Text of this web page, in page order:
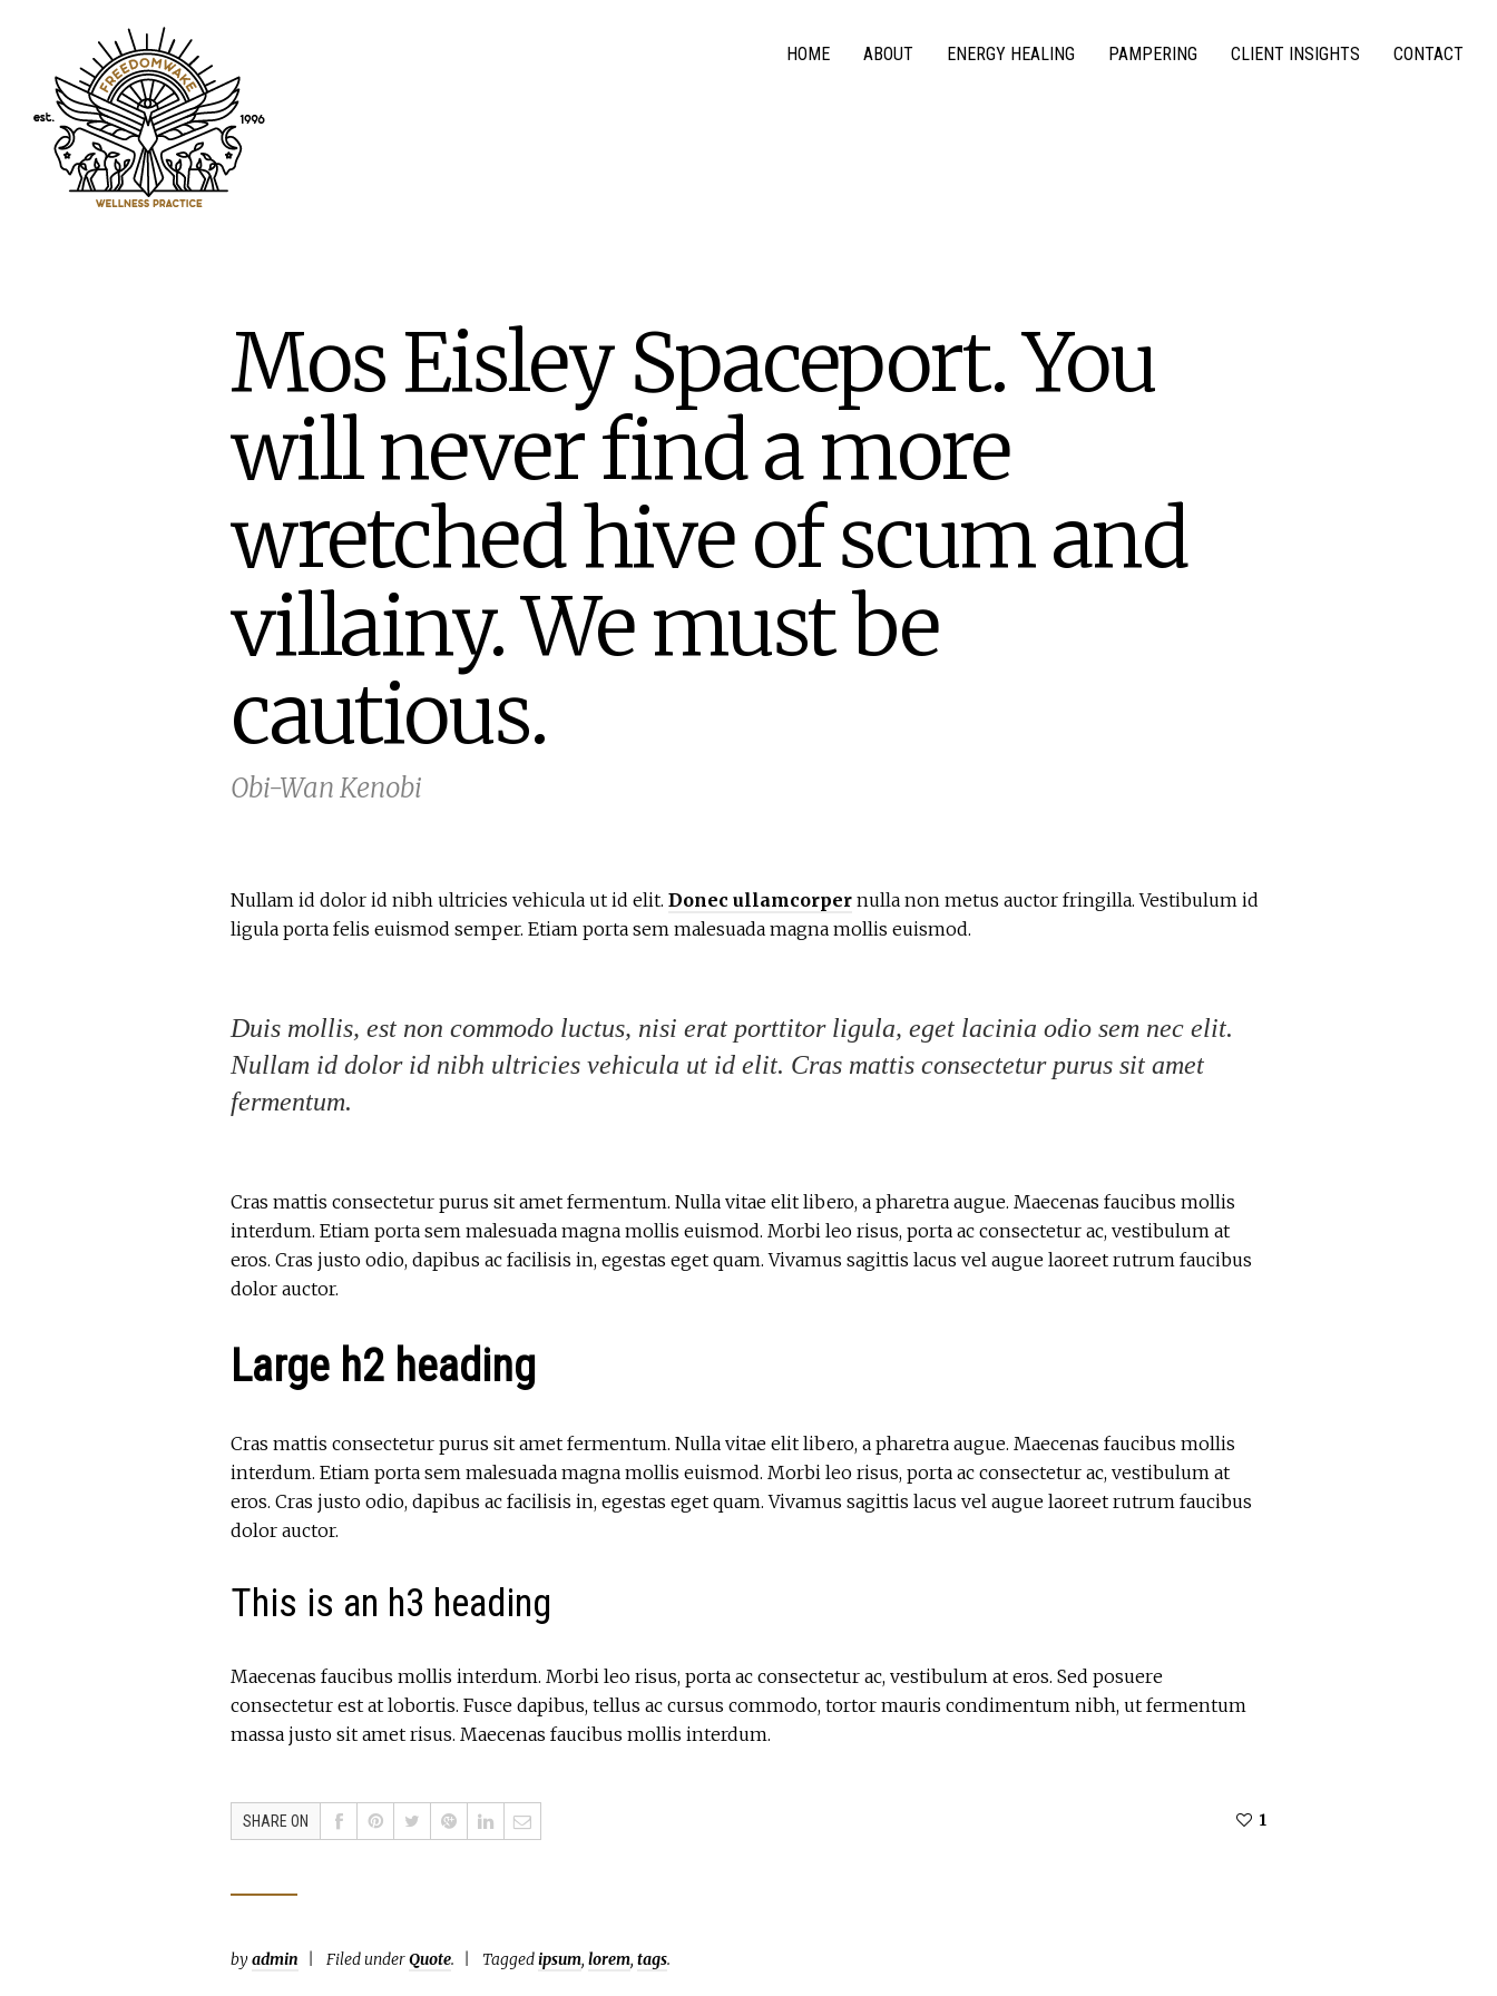
Mos Eisley Spaceport. You
will never find a more
wretched hive of scum and
villainy. We must be
cautious.
Obi-Wan Kenobi
HOME ABOUT ENERGY HEALING PAMPERING CLIENT INSIGHTS CONTACT
Nullam id dolor id nibh ultricies vehicula ut id elit. Donec ullamcorper nulla non metus auctor fringilla. Vestibulum id
ligula porta felis euismod semper. Etiam porta sem malesuada magna mollis euismod.
Duis mollis, est non commodo luctus, nisi erat porttitor ligula, eget lacinia odio sem nec elit.
Nullam id dolor id nibh ultricies vehicula ut id elit. Cras mattis consectetur purus sit amet
fermentum.
Cras mattis consectetur purus sit amet fermentum. Nulla vitae elit libero, a pharetra augue. Maecenas faucibus mollis
interdum. Etiam porta sem malesuada magna mollis euismod. Morbi leo risus, porta ac consectetur ac, vestibulum at
eros. Cras justo odio, dapibus ac facilisis in, egestas eget quam. Vivamus sagittis lacus vel augue laoreet rutrum faucibus
dolor auctor.
Large h2 heading
Cras mattis consectetur purus sit amet fermentum. Nulla vitae elit libero, a pharetra augue. Maecenas faucibus mollis
interdum. Etiam porta sem malesuada magna mollis euismod. Morbi leo risus, porta ac consectetur ac, vestibulum at
eros. Cras justo odio, dapibus ac facilisis in, egestas eget quam. Vivamus sagittis lacus vel augue laoreet rutrum faucibus
dolor auctor.
This is an h3 heading
Maecenas faucibus mollis interdum. Morbi leo risus, porta ac consectetur ac, vestibulum at eros. Sed posuere
consectetur est at lobortis. Fusce dapibus, tellus ac cursus commodo, tortor mauris condimentum nibh, ut fermentum
massa justo sit amet risus. Maecenas faucibus mollis interdum.
SHARE ON 1
byadmin Filed underQuote. Taggedipsum, lorem, tags.